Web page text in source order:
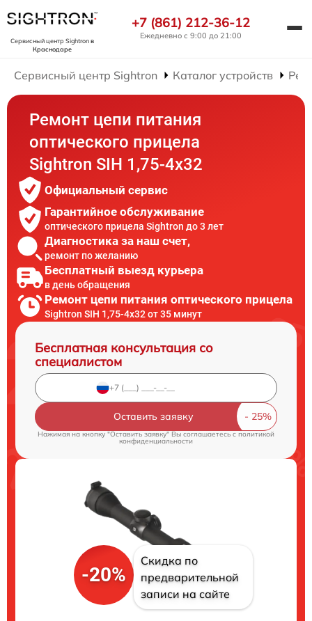
Сервисный центр Sightronв
Краснодаре
+7 (861) 212-36-12
Ежедневно с 9:00 до 21:00
Сервисный центр Sightron Каталог устройств
Ремонт цепи питания
оптического прицела
Sightron SIH 1,75-4x32
Официальный сервис
Гарантийное обслуживание
оптического прицела Sightron до 3 лет
Диагностика за наш счет,
ремонт по желанию
Бесплатный выезд курьера
в день обращения
Ремонт цепи питания оптического прицела
Sightron SIH 1,75-4x32 от 35 минут
Бесплатная консультация со
специалистом
Оставить заявку
Нажимая на кнопку "Оставить заявку" Вы соглашаетесь cполитикой
конфиденциальности
-20%
Скидка по
предварительной
записи на сайте